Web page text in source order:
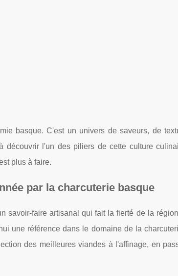
basque. C'est un univers de saveurs, de
découvrir l'un des piliers de cette culture
plus à faire.
par la charcuterie basque
savoir-faire artisanal qui fait la fierté de la
une référence dans le domaine de la
des meilleures viandes à l'affinage, en